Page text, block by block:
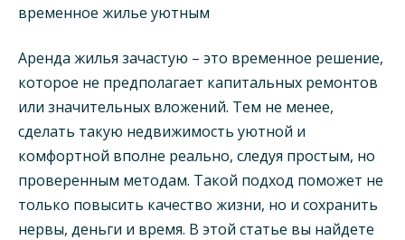
Аренда жилья зачастую – это временное решение,
которое не предполагает капитальных ремонтов
или значительных вложений. Тем не менее,
сделать такую недвижимость уютной и
комфортной вполне реально, следуя простым, но
проверенным методам. Такой подход поможет не
только повысить качество жизни, но и сохранить
нервы, деньги и время. В этой статье вы найдете